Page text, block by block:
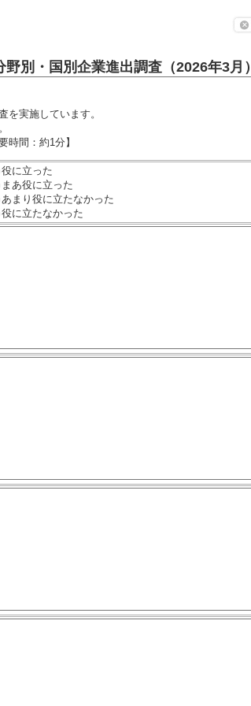
別・国別企業進出調査（2026年3月）
を実施しています。
時間：約1分】
役に立った
まあ役に立った
あまり役に立たなかった
役に立たなかった